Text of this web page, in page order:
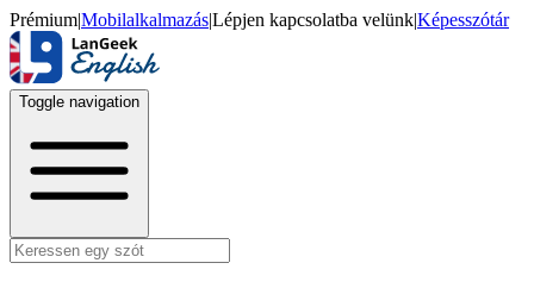
Prémium|Mobilalkalmazás|Lépjen kapcsolatba velünk|Képesszótár
Toggle navigation